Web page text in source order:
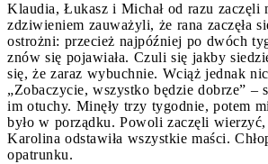
Klaudia, Łukasz i Michał od razu
zdziwieniem zauważyli, że rana zaczęła
ostrożni: przecież najpóźniej po dwóch
znów się pojawiała. Czuli się jakby
się, że zaraz wybuchnie. Wciąż jednak nic
„Zobaczycie, wszystko będzie dobrze” –
im otuchy. Minęły trzy tygodnie, potem
było w porządku. Powoli zaczęli wierzyć,
Karolina odstawiła wszystkie maści.
opatrunku.